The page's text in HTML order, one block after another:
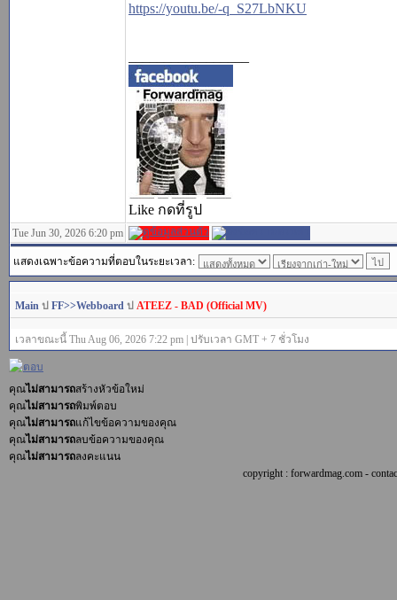
https://youtu.be/-q_S27LbNKU
Like กดที่รูป
Tue Jun 30, 2026 6:20 pm
แสดงเฉพาะข้อความที่ตอบในระยะเวลา:
Main ป FF>>Webboard ป ATEEZ - BAD (Official MV)
เวลาขณะนี้ Thu Aug 06, 2026 7:22 pm | ปรับเวลา GMT + 7 ชั่วโมง
คุณไม่สามารถสร้างหัวข้อใหม่
คุณไม่สามารถพิมพ์ตอบ
คุณไม่สามารถแก้ไขข้อความของคุณ
คุณไม่สามารถลบข้อความของคุณ
คุณไม่สามารถลงคะแนน
copyright : forwardmag.com -